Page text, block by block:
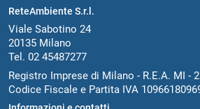
ReteAmbiente S.r.l.
Viale Sabotino 24
20135 Milano
Tel. 02 45487277
Registro Imprese di Milano - R.E.A. MI -
Codice Fiscale e Partita IVA